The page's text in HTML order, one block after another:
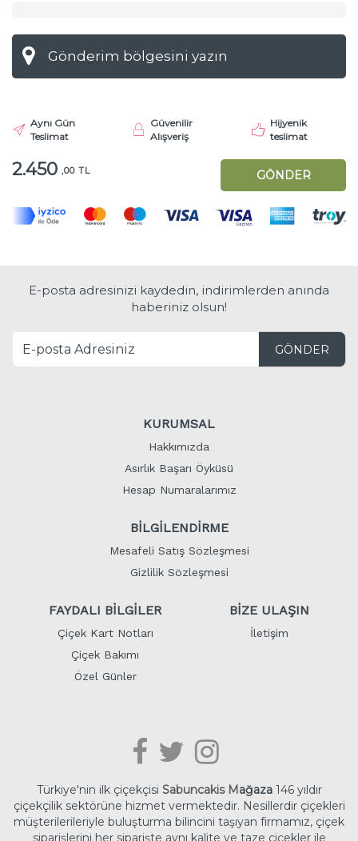
Aynı Gün
Teslimat
Güvenilir
Alışveriş
Hijyenik
teslimat
2.450 ,00 TL GÖNDER
E-posta adresinizi kaydedin, indirimlerden anında
haberiniz olsun!
GÖNDER
KURUMSAL
Hakkımızda
Asırlık Başarı Öyküsü
Hesap Numaralarımız
BİLGİLENDİRME
Mesafeli Satış Sözleşmesi
Gizlilik Sözleşmesi
FAYDALI BİLGİLER
Çiçek Kart Notları
Çiçek Bakımı
Özel Günler
BİZE ULAŞIN
İletişim
Türkiye'nin ilk çiçekçisi Sabuncakis Mağaza146 yıldır
çiçekçilik sektörüne hizmet vermektedir. Nesillerdir çiçekleri
müşterilerileriyle buluşturma bilincini taşıyan firmamız, çiçek
siparişlerini her siparişte aynı kalite ve taze çiçekler ile